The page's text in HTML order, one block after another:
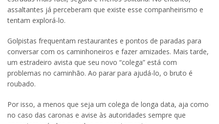
assaltantes já perceberam que existe esse companheirismo e
tentam explorá-lo.
Golpistas frequentam restaurantes e pontos de paradas para
conversar com os caminhoneiros e fazer amizades. Mais tarde,
um estradeiro avista que seu novo “colega” está com
problemas no caminhão. Ao parar para ajudá-lo, o bruto é
roubado.
Por isso, a menos que seja um colega de longa data, aja como
no caso das caronas e avise às autoridades sempre que